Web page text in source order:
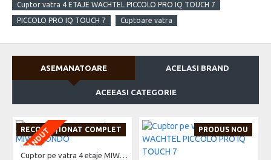
Cuptor vatra 4 ETAJE WACHTEL PICCOLO PRO IQ TOUCH 7
PICCOLO PRO IQ TOUCH 7
Cuptoare vatra
ASEMANATOARE ACELASI BRAND
ACEEASI CATEGORIE
RECONDIŢIONAT COMPLET
VÂNDUT
Cuptor pe vatra 4 etaje MIWE CONDO
PRODUS NOU